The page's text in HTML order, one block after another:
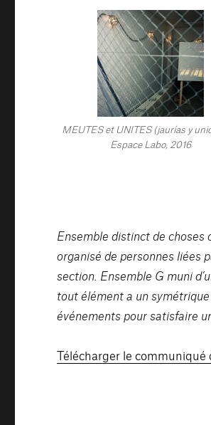
MEUTES et UNITES (jaurías y
Espace Labo, 2016
Ensemble distinct de choses
organisé de personnes liées
section. Ensemble G muni
tout élément a un
événements pour satisfaire
Télécharger le communiqué